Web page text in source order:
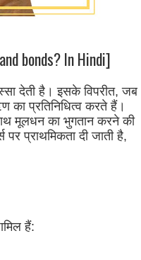
bonds? In Hindi]
देती है। इसके विपरीत, जब
का प्रतिनिधित्व करते हैं।
मूलधन का भुगतान करने की
पर प्राथमिकता दी जाती है,
हैं: